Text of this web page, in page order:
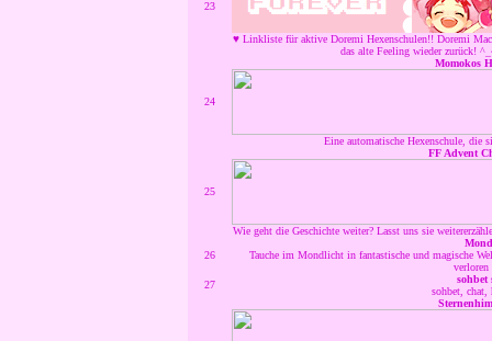
23
♥ Linkliste für aktive Doremi Hexenschulen!! Doremi
das alte Feeling wieder zurück!
24
Momokos
Eine automatische Hexenschule, die
25
FF Advent
Wie geht die Geschichte weiter? Lasst uns sie
26
Tauche im Mondlicht in fantastische und magische
verloren
27
sohbet
sohbet, chat,